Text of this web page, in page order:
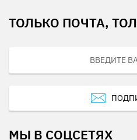
ТОЛЬКО ПОЧТА,
МЫ В СОЦСЕТЯХ